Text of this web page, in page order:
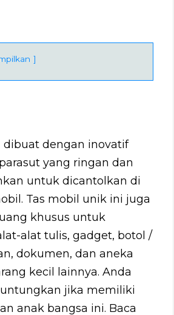
dibuat dengan inovatif
yang ringan dan
untuk dicantolkan di
Tas mobil unik ini juga
khusus untuk
alat tulis, gadget, botol /
dokumen, dan aneka
kecil lainnya. Anda
jika memiliki
anak bangsa ini. Baca